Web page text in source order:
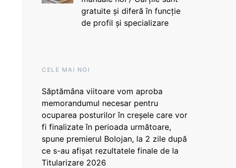
gratuite și diferă în funcție
de profil și specializare
CELE MAI NOI
Săptămâna viitoare vom aproba
memorandumul necesar pentru
ocuparea posturilor în creșele care vor
fi finalizate în perioada următoare,
spune premierul Bolojan, la 2 zile după
ce s-au afișat rezultatele finale de la
Titularizare 2026